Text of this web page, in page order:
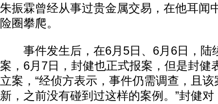
朱振霖曾经从事过贵金属交易，在他耳闻
险圈攀爬。
事件发生后，在6月5日、6月6日，陆
案，6月7日，封健也正式报案，但是封健
立案，“经侦方表示，事件仍需调查，且
新，之前没有碰到过这样的案例。”封健